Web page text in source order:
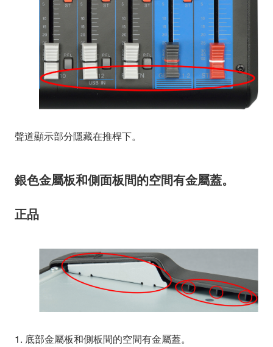
聲道顯示部分隱藏在推桿下。
銀色金屬板和側面板間的空間有金屬蓋。
正品
1. 底部金屬板和側板間的空間有金屬蓋。